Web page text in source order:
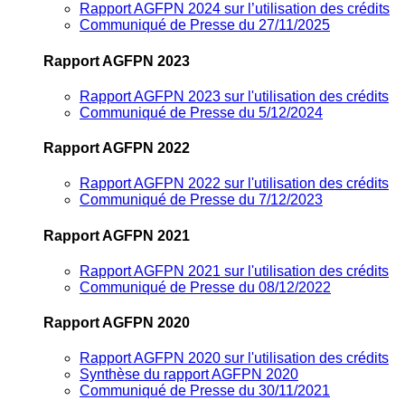
Rapport AGFPN 2024 sur l’utilisation des crédits
Communiqué de Presse du 27/11/2025
Rapport AGFPN 2023
Rapport AGFPN 2023 sur l'utilisation des crédits
Communiqué de Presse du 5/12/2024
Rapport AGFPN 2022
Rapport AGFPN 2022 sur l'utilisation des crédits
Communiqué de Presse du 7/12/2023
Rapport AGFPN 2021
Rapport AGFPN 2021 sur l'utilisation des crédits
Communiqué de Presse du 08/12/2022
Rapport AGFPN 2020
Rapport AGFPN 2020 sur l'utilisation des crédits
Synthèse du rapport AGFPN 2020
Communiqué de Presse du 30/11/2021